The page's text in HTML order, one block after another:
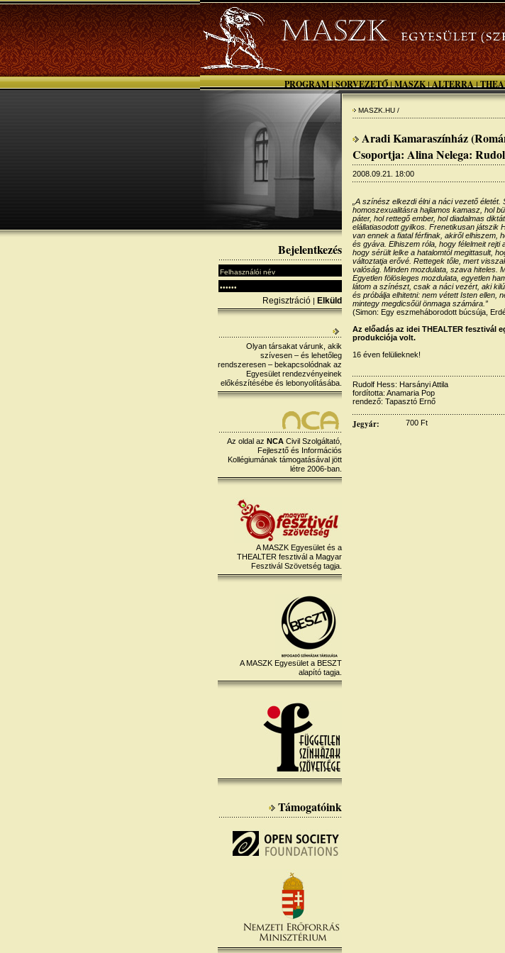
PROGRAM | SORVEZETŐ | MASZK | ALTERRA |
Bejelentkezés
Regisztráció | Elküld
Olyan társakat várunk, akik
szívesen – és lehetőleg
rendszeresen – bekapcsolódnak az
Egyesület rendezvényeinek
előkészítésébe és lebonyolításába.
Az oldal az NCA Civil Szolgáltató,
Fejlesztő és Információs
Kollégiumának támogatásával jött
létre 2006-ban.
A MASZK Egyesület és a
THEALTER fesztivál a Magyar
Fesztivál Szövetség tagja.
A MASZK Egyesület a BESZT
alapító tagja.
Támogatóink
MASZK.HU /
Aradi Kamaraszínház
Csoportja: Alina Nelega:
2008.09.21. 18:00
„A színész elkezdi élni a náci vezető életét.
homoszexualitásra hajlamos kamasz, hol
páter, hol rettegő ember, hol diadalmas
elállatiasodott gyilkos. Frenetikusan játszik
van ennek a fiatal férfinak, akiről elhiszem,
és gyáva. Elhiszem róla, hogy félelmeit rejti
hogy sérült lelke a hatalomtól megittasult,
változtatja erővé. Rettegek tőle, mert
valóság. Minden mozdulata, szava hiteles.
Egyetlen fölösleges mozdulata, egyetlen
látom a színészt, csak a náci vezért, aki
és próbálja elhitetni: nem vétett Isten ellen,
mintegy megdicsőül önmaga számára.”
(Simon: Egy eszmeháborodott búcsúja,
Az előadás az idei THEALTER fesztivál
produkciója volt.
16 éven felülieknek!
Rudolf Hess: Harsányi Attila
fordította: Anamaria Pop
rendező: Tapasztó Ernő
Jegyár: 700 Ft